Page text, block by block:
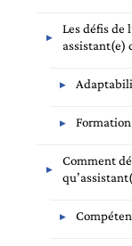
Les défis de
assistant(e)
Comment